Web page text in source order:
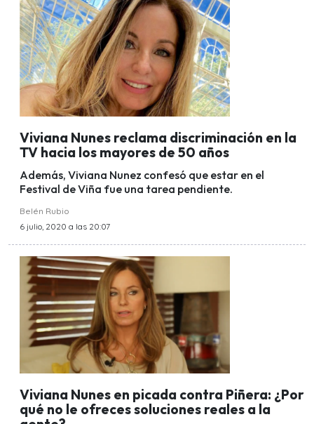
Viviana Nunes reclama discriminación en la
TV hacia los mayores de 50 años
Además, Viviana Nunez confesó que estar en el
Festival de Viña fue una tarea pendiente.
Belén Rubio
6 julio, 2020 a las 20:07
Viviana Nunes en picada contra Piñera: ¿Por
qué no le ofreces soluciones reales a la